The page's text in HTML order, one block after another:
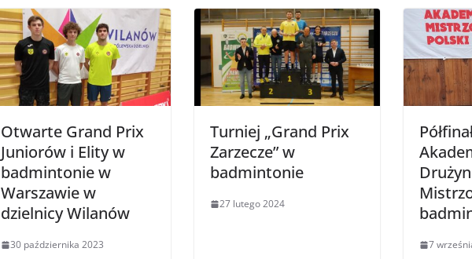
Otwarte Grand Prix
Juniorów i Elity w
badmintonie w
Warszawie w
dzielnicy Wilanów
30 października 2023
Turniej „Grand Prix
Zarzecze” w
badmintonie
27 lutego 2024
7